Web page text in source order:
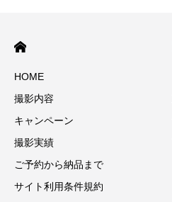
HOME
撮影内容
キャンペーン
撮影実績
ご予約から納品まで
サイト利用条件規約